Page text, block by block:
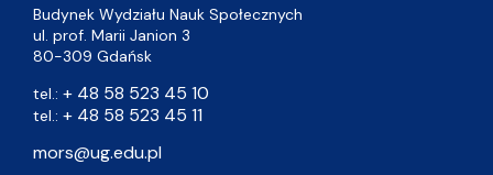
Budynek Wydziału Nauk Społecznych
ul. prof. Marii Janion 3
80-309 Gdańsk
tel.: + 48 58 523 45 10
tel.: + 48 58 523 45 11
mors@ug.edu.pl